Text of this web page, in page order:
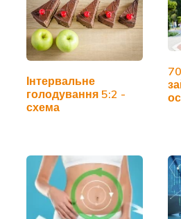
Інтервальне
голодування 5:2 -
схема